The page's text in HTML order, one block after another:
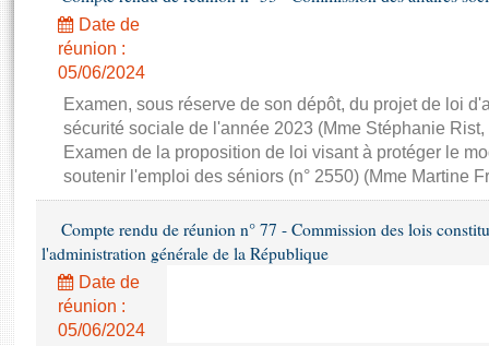
Propositions de loi
Amendements
Textes adoptés
Rapports d'enquête
Rapports sur l'application des lois
Baromètre de l’application des lois
Dossiers législatifs
Budget et sécurité sociale
Histoire
Juniors
Anciennes législatures
Liens vers les sites publics
Contacts et plan d'accès
Photos libres de droit
Date de
réunion :
05/06/2024
Examen, sous réserve de son dépôt, du projet de loi
sécurité sociale de l'année 2023 (Mme Stéphanie
Examen de la proposition de loi visant à protéger le
soutenir l'emploi des séniors (n° 2550) (Mme Martine
Compte rendu de réunion n° 77 - Commission des lois
l'administration générale de la République
Date de
réunion :
05/06/2024